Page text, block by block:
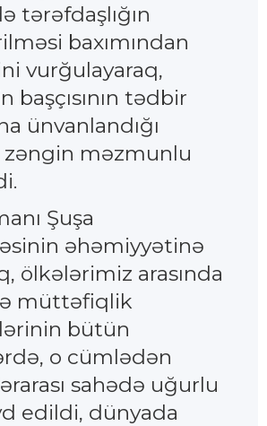
tərəfdaşlığın
baxımından
vurğulayaraq,
başçısının tədbir
ünvanlandığı
məzmunlu
Şuşa
əhəmiyyətinə
ölkələrimiz arasında
müttəfiqlik
bütün
o cümlədən
sahədə uğurlu
edildi, dünyada